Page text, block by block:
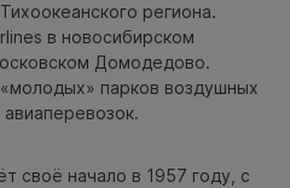
региона.
в новосибирском
Домодедово.
парков воздушных
своё начало в 1957 году, с